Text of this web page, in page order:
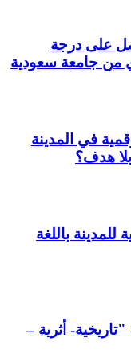
على درجة
من جامعة سعودية
في المدينة
هدف؟
باللغة
أثرية –